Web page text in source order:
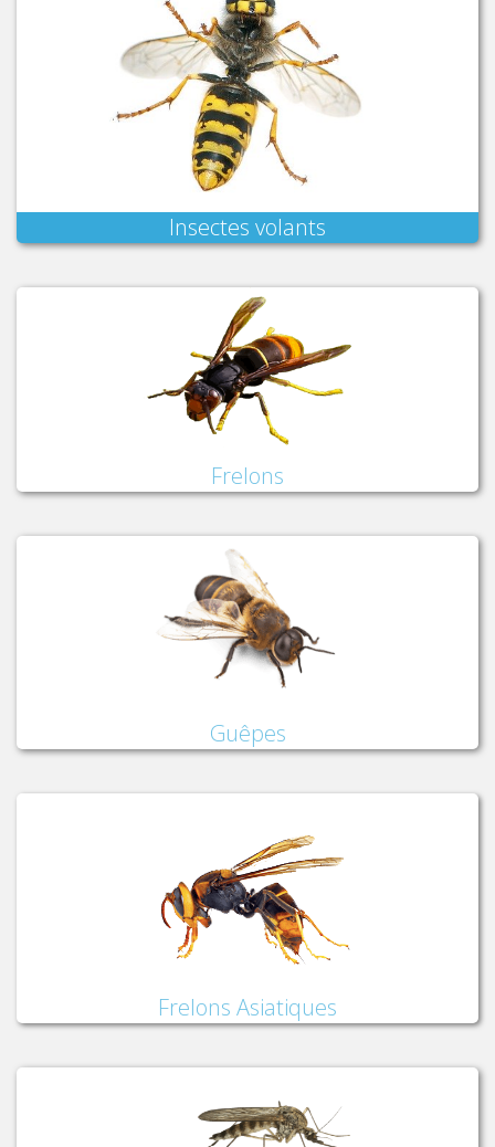
Insectes volants
Frelons
Guêpes
Frelons Asiatiques